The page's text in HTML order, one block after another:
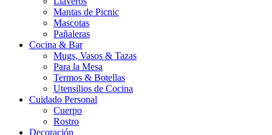
Mantas de Picnic
Mascotas
Pañaleras
Cocina & Bar
Mugs, Vasos & Tazas
Para la Mesa
Termos & Botellas
Utensilios de Cocina
Cuidado Personal
Cuerpo
Rostro
Decoración